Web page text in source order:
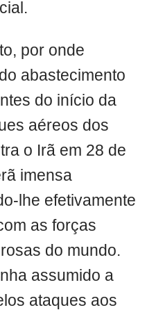
por onde
abastecimento
do início da
aéreos dos
o Irã em 28 de
imensa
lhe efetivamente
as forças
do mundo.
assumido a
ataques aos